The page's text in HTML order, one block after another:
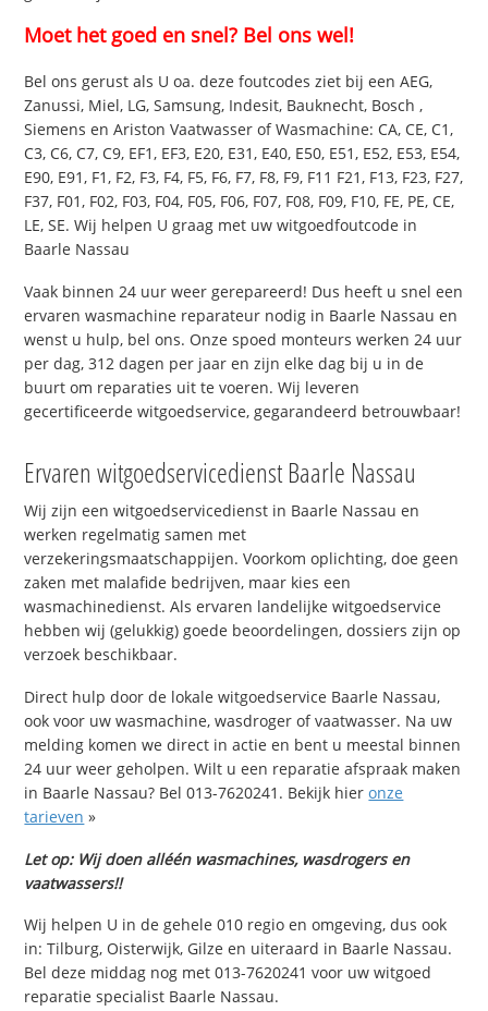
Moet het goed en snel? Bel ons wel!
Bel ons gerust als U oa. deze foutcodes ziet bij een AEG,
Zanussi, Miel, LG, Samsung, Indesit, Bauknecht, Bosch ,
Siemens en Ariston Vaatwasser of Wasmachine: CA, CE, C1,
C3, C6, C7, C9, EF1, EF3, E20, E31, E40, E50, E51, E52, E53, E54,
E90, E91, F1, F2, F3, F4, F5, F6, F7, F8, F9, F11 F21, F13, F23, F27,
F37, F01, F02, F03, F04, F05, F06, F07, F08, F09, F10, FE, PE, CE,
LE, SE. Wij helpen U graag met uw witgoedfoutcode in
Baarle Nassau
Vaak binnen 24 uur weer gerepareerd! Dus heeft u snel een
ervaren wasmachine reparateur nodig in Baarle Nassau en
wenst u hulp, bel ons. Onze spoed monteurs werken 24 uur
per dag, 312 dagen per jaar en zijn elke dag bij u in de
buurt om reparaties uit te voeren. Wij leveren
gecertificeerde witgoedservice, gegarandeerd betrouwbaar!
Ervaren witgoedservicedienst Baarle Nassau
Wij zijn een witgoedservicedienst in Baarle Nassau en
werken regelmatig samen met
verzekeringsmaatschappijen. Voorkom oplichting, doe geen
zaken met malafide bedrijven, maar kies een
wasmachinedienst. Als ervaren landelijke witgoedservice
hebben wij (gelukkig) goede beoordelingen, dossiers zijn op
verzoek beschikbaar.
Direct hulp door de lokale witgoedservice Baarle Nassau,
ook voor uw wasmachine, wasdroger of vaatwasser. Na uw
melding komen we direct in actie en bent u meestal binnen
24 uur weer geholpen. Wilt u een reparatie afspraak maken
in Baarle Nassau? Bel 013-7620241. Bekijk hieronze
tarieven »
Let op: Wij doen alléén wasmachines, wasdrogers en
vaatwassers!!
Wij helpen U in de gehele 010 regio en omgeving, dus ook
in: Tilburg, Oisterwijk, Gilze en uiteraard in Baarle Nassau.
Bel deze middag nog met 013-7620241 voor uw witgoed
reparatie specialist Baarle Nassau.